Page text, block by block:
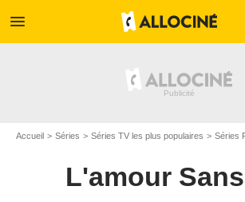
menu
Accueil Séries Séries TV les plus populaires Séries
L'amour Sans